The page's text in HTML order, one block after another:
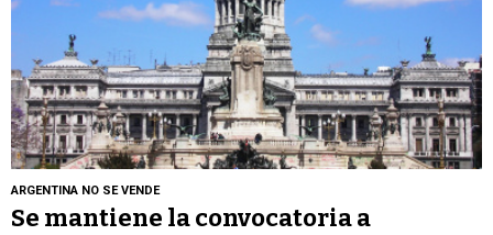
ARGENTINA NO SE VENDE
Se mantiene la convocatoria a